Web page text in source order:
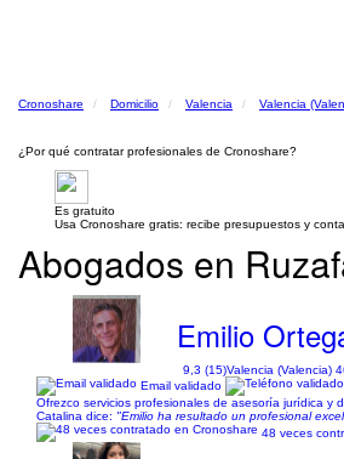
Cronoshare Domicilio Valencia Valencia
¿Por qué contratar profesionales de Cronoshare?
Es gratuito
Usa Cronoshare gratis: recibe presupuestos y
Abogados en
Emilio
9,3 (15)Valencia (Valencia)
Email validado
Ofrezco servicios profesionales de asesoría jurídica y
Catalina dice: "Emilio ha resultado un profesional
48 veces